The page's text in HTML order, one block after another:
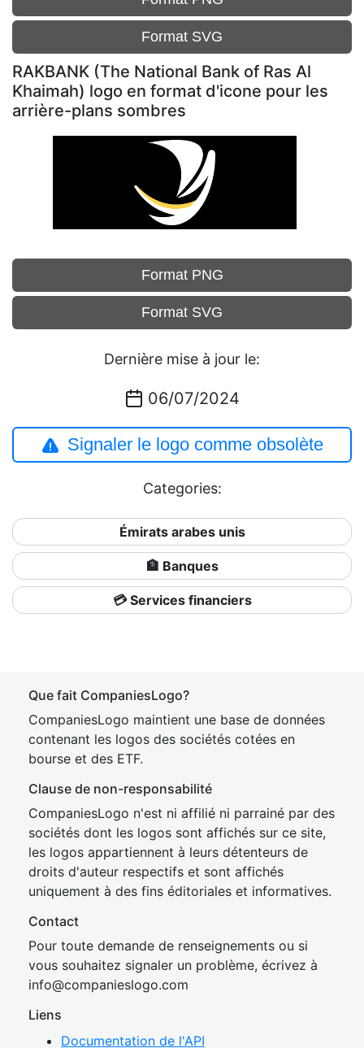
Format SVG
RAKBANK (The National Bank of Ras Al
Khaimah) logo en format d'icone pour les
arrière-plans sombres
Format PNG
Format SVG
Dernière mise à jour le:
06/07/2024
Signaler le logo comme obsolète
Categories:
Émirats arabes unis
🏦 Banques
💳 Services financiers
Que fait CompaniesLogo?
CompaniesLogo maintient une base de données
contenant les logos des sociétés cotées en
bourse et des ETF.
Clause de non-responsabilité
CompaniesLogo n'est ni affilié ni parrainé par des
sociétés dont les logos sont affichés sur ce site,
les logos appartiennent à leurs détenteurs de
droits d'auteur respectifs et sont affichés
uniquement à des fins éditoriales et informatives.
Contact
Pour toute demande de renseignements ou si
vous souhaitez signaler un problème, écrivez à
info@companieslogo.com
Liens
Documentation de l'API